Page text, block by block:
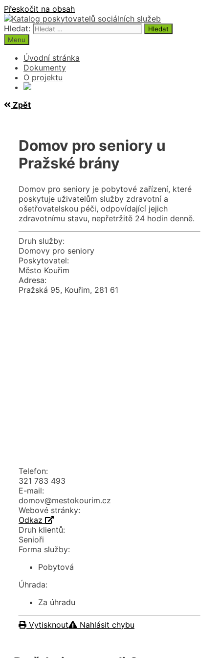
Přeskočit na obsah
Hledat:
Menu
Úvodní stránka
Dokumenty
O projektu
Zpět
Domov pro seniory u
Pražské brány
Domov pro seniory je pobytové zařízení, které
poskytuje uživatelům služby zdravotní a
ošetřovatelskou péči, odpovídající jejich
zdravotnímu stavu, nepřetržitě 24 hodin denně.
Druh služby:
Domovy pro seniory
Poskytovatel:
Město Kouřim
Adresa:
Pražská 95, Kouřim, 281 61
Telefon:
321 783 493
E-mail:
domov@mestokourim.cz
Webové stránky:
Odkaz
Druh klientů:
Senioři
Forma služby:
Pobytová
Úhrada:
Za úhradu
Vytisknout Nahlásit chybu